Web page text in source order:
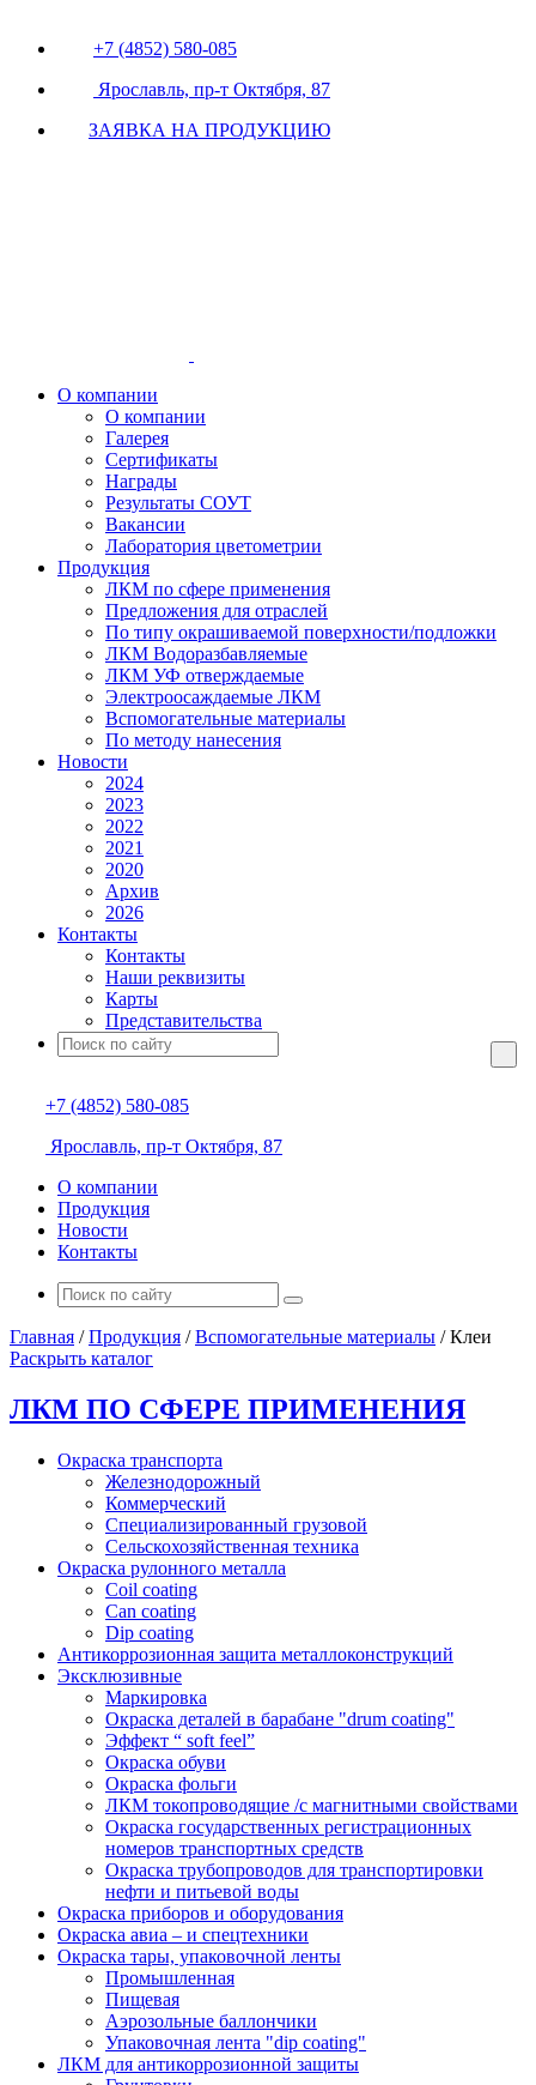
+7 (4852) 580-085
Ярославль, пр-т Октября, 87
ЗАЯВКА НА ПРОДУКЦИЮ
О компании
О компании
Галерея
Сертификаты
Награды
Результаты СОУТ
Вакансии
Лаборатория цветометрии
Продукция
ЛКМ по сфере применения
Предложения для отраслей
По типу окрашиваемой поверхности/подложки
ЛКМ Водоразбавляемые
ЛКМ УФ отверждаемые
Электроосаждаемые ЛКМ
Вспомогательные материалы
По методу нанесения
Новости
2024
2023
2022
2021
2020
Архив
2026
Контакты
Контакты
Наши реквизиты
Карты
Представительства
+7 (4852) 580-085
Ярославль, пр-т Октября, 87
О компании
Продукция
Новости
Контакты
Главная /Продукция /Вспомогательные материалы /Клеи
Раскрыть каталог
ЛКМ ПО СФЕРЕ ПРИМЕНЕНИЯ
Окраска транспорта
Железнодорожный
Коммерческий
Специализированный грузовой
Сельскохозяйственная техника
Окраска рулонного металла
Coil coating
Can coating
Dip coating
Антикоррозионная защита металлоконструкций
Эксклюзивные
Маркировка
Окраска деталей в барабане "drum coating"
Эффект “ soft feel”
Окраска обуви
Окраска фольги
ЛКМ токопроводящие /с магнитными свойствами
Окраска государственных регистрационных
номеров транспортных средств
Окраска трубопроводов для транспортировки
нефти и питьевой воды
Окраска приборов и оборудования
Окраска авиа – и спецтехники
Окраска тары, упаковочной ленты
Промышленная
Пищевая
Аэрозольные баллончики
Упаковочная лента "dip coating"
ЛКМ для антикоррозионной защиты